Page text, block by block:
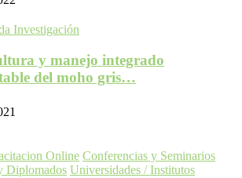
Investigación
y manejo integrado
del moho gris…
Online Conferencias y Seminarios
Diplomados Universidades / Institutos